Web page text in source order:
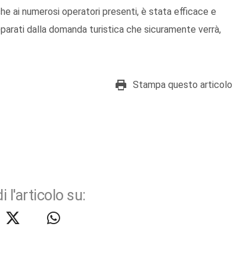
ai numerosi operatori presenti, è stata efficace e
dalla domanda turistica che sicuramente verrà,
Stampa questo articolo
l'articolo su: